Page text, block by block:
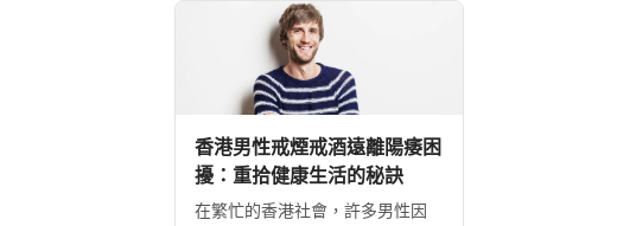
控制糖分攝取、選擇天然甜味來
源，並結合專業治療方案如超級
雙效犀利士，有效改善ED症狀。
香港男性戒煙戒酒遠離陽痿困
擾：重拾健康生活的秘訣
在繁忙的香港社會，許多男性因